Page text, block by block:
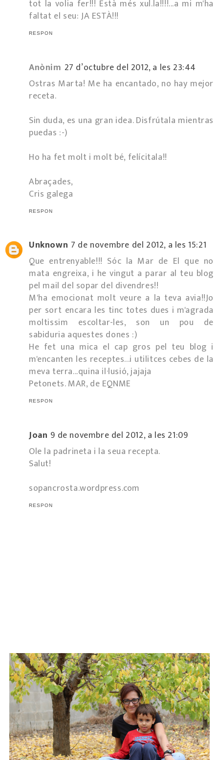
tot la volia fer!!! Està més xul.la!!!!...a mi m'ha
faltat el seu: JA ESTÀ!!!
RESPON
Anònim 27 d’octubre del 2012, a les 23:44
Ostras Marta! Me ha encantado, no hay mejor
receta.
Sin duda, es una gran idea. Disfrútala mientras
puedas :-)
Ho ha fet molt i molt bé, felícitala!!
Abraçades,
Cris galega
RESPON
Unknown 7 de novembre del 2012, a les 15:21
Que entrenyable!!! Sóc la Mar de El que no
mata engreixa, i he vingut a parar al teu blog
pel mail del sopar del divendres!!
M'ha emocionat molt veure a la teva avia!!Jo
per sort encara les tinc totes dues i m'agrada
moltissim escoltar-les, son un pou de
sabiduria aquestes dones :)
He fet una mica el cap gros pel teu blog i
m'encanten les receptes...i utilitces cebes de la
meva terra...quina il·lusió, jajaja
Petonets. MAR, de EQNME
RESPON
Joan 9 de novembre del 2012, a les 21:09
Ole la padrineta i la seua recepta.
Salut!
sopancrosta.wordpress.com
RESPON